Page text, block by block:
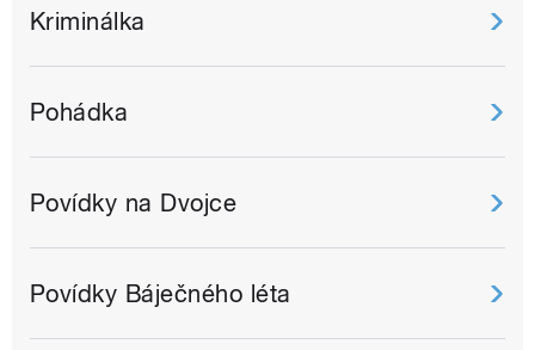
Kriminálka
Pohádka
Povídky na Dvojce
Povídky Báječného léta